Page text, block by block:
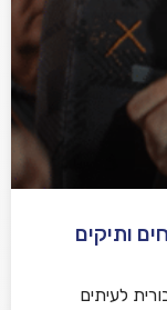
ותיקים
לעיתים